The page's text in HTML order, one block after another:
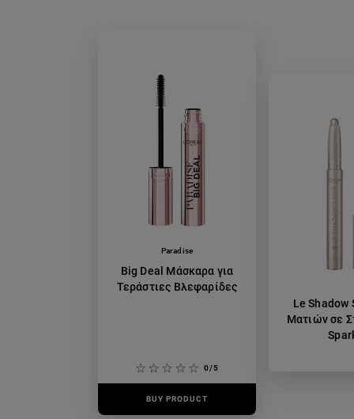
Paradise
Big Deal Μάσκαρα για
Τεράστιες Βλεφαρίδες
0/5
BUY PRODUCT
Le Shadow
Ματιών σε